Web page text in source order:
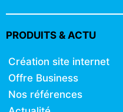
PRODUITS & ACTU
Création site internet
Offre Business
Nos références